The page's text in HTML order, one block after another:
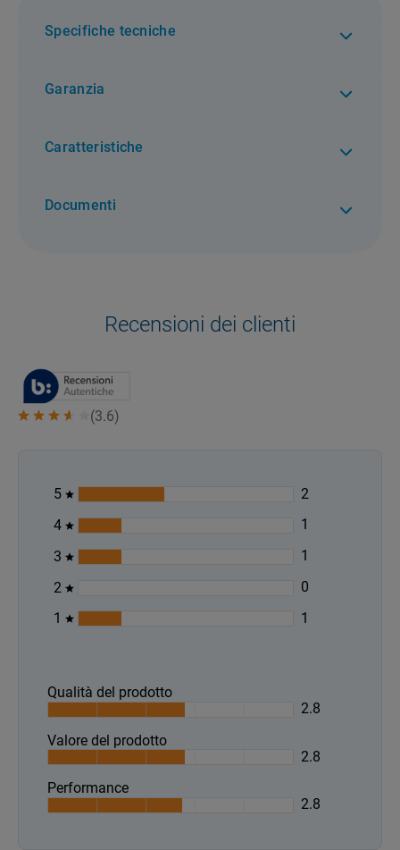
Specifiche tecniche
Garanzia
Caratteristiche
Documenti
Recensioni dei clienti
(3.6)
5
2
4
1
3
1
2
0
1
1
Qualità del prodotto
2.8
Valore del prodotto
2.8
Performance
2.8